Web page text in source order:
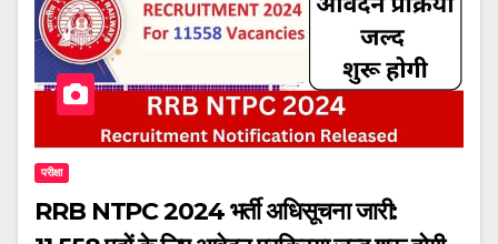
परीक्षा
RRB NTPC 2024 भर्ती अधिसूचना जारी: